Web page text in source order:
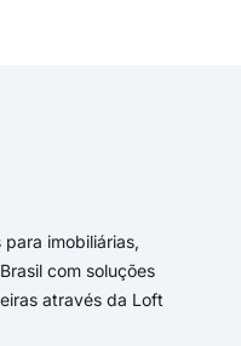
imobiliárias,
com soluções
através da Loft